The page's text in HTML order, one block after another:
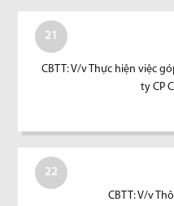
21
CBTT: V/v Thực hiện việc
ty CP
22
CBTT: V/v